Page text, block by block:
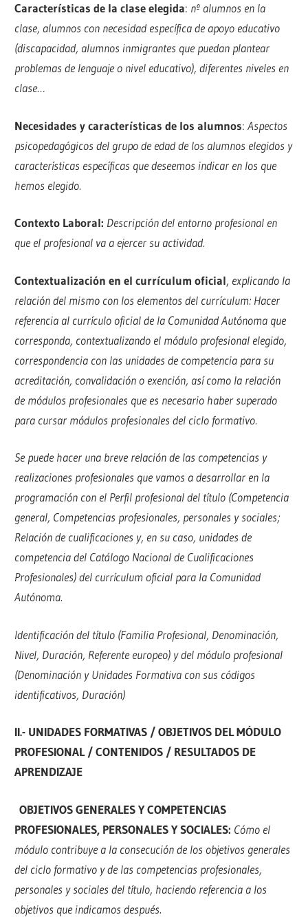
Características de la clase elegida: nº alumnos en la
clase, alumnos con necesidad específica de apoyo educativo
(discapacidad, alumnos inmigrantes que puedan plantear
problemas de lenguaje o nivel educativo), diferentes niveles en
clase…
Necesidades y características de los alumnos:Aspectos
psicopedagógicos del grupo de edad de los alumnos elegidos y
características específicas que deseemos indicar en los que
hemos elegido.
Contexto Laboral: Descripción del entorno profesional en
que el profesional va a ejercer su actividad.
Contextualización en el currículum oficial, explicando la
relación del mismo con los elementos del currículum: Hacer
referencia al currículo oficial de la Comunidad Autónoma que
corresponda, contextualizando el módulo profesional elegido,
correspondencia con las unidades de competencia para su
acreditación, convalidación o exención, así como la relación
de módulos profesionales que es necesario haber superado
para cursar módulos profesionales del ciclo formativo.
Se puede hacer una breve relación de las competencias y
realizaciones profesionales que vamos a desarrollar en la
programación con el Perfil profesional del título (Competencia
general, Competencias profesionales, personales y sociales;
Relación de cualificaciones y, en su caso, unidades de
competencia del Catálogo Nacional de Cualificaciones
Profesionales) del currículum oficial para la Comunidad
Autónoma.
Identificación del título (Familia Profesional, Denominación,
Nivel, Duración, Referente europeo) y del módulo profesional
(Denominación y Unidades Formativa con sus códigos
identificativos, Duración)
II.- UNIDADES FORMATIVAS / OBJETIVOS DEL MÓDULO
PROFESIONAL / CONTENIDOS / RESULTADOS DE
APRENDIZAJE
OBJETIVOS GENERALES Y COMPETENCIAS
PROFESIONALES, PERSONALES Y SOCIALES: Cómo el
módulo contribuye a la consecución de los objetivos generales
del ciclo formativo y de las competencias profesionales,
personales y sociales del título, haciendo referencia a los
objetivos que indicamos después.